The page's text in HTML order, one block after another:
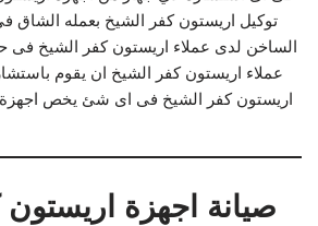
توكيل اريستون كفر الشيخ بعمله الشاق
الساخن لدى عملاء اريستون كفر الشيخ فى
عملاء اريستون كفر الشيخ ان يقوم
اريستون كفر الشيخ فى اى شئ يخص اجهزة
صيانة اجهزة